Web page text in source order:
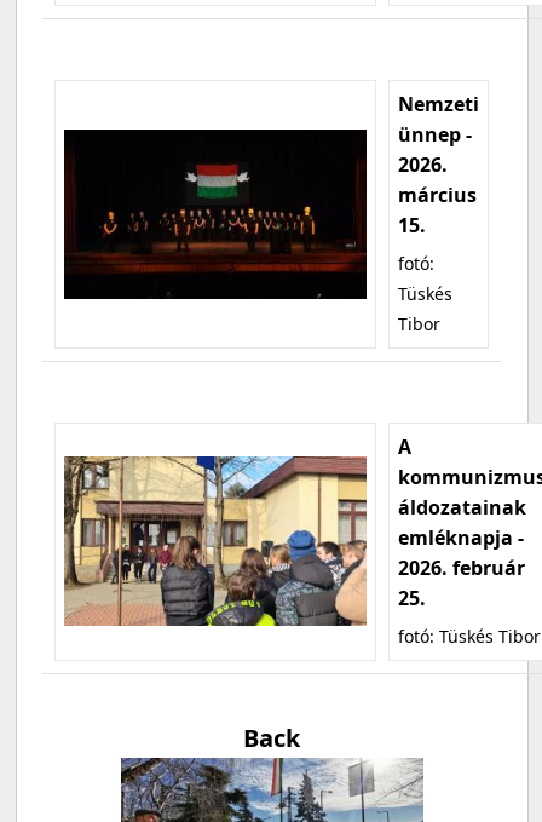
Nemzeti
ünnep -
2026.
március
15.
fotó:
Tüskés
Tibor
A
áldozatainak
emléknapja -
2026. február
25.
fotó: Tüskés Tibor
Back